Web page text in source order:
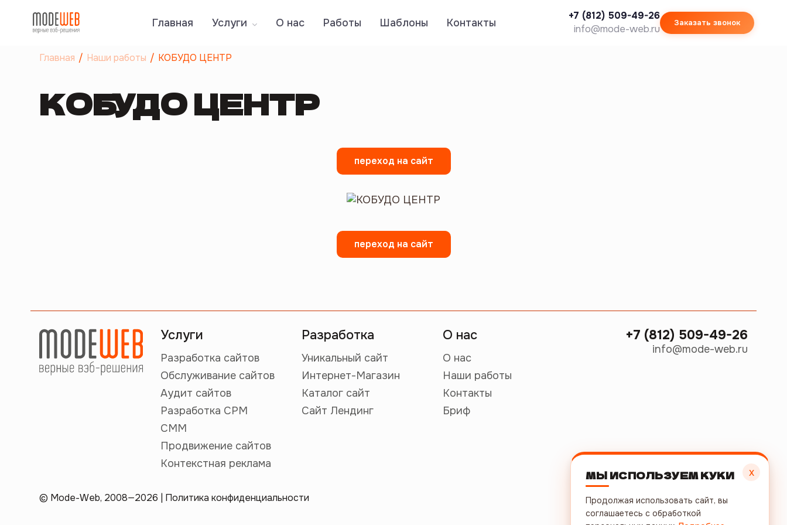
Главная Услуги О нас Работы Шаблоны Контакты
+7 (812) 509-49-26
info@mode-web.ru
Заказать звонок
Главная Наши работы КОБУДО ЦЕНТР
КОБУДО ЦЕНТР
переход на сайт
переход на сайт
Услуги
Разработка сайтов
Обслуживание сайтов
Аудит сайтов
Разработка СРМ
СММ
Продвижение сайтов
Контекстная реклама
Разработка
Уникальный сайт
Интернет-Магазин
Каталог сайт
Сайт Лендинг
О нас
О нас
Наши работы
Контакты
Бриф
+7 (812) 509-49-26
info@mode-web.ru
© Mode-Web, 2008—2026 | Политика конфиденциальности
х
МЫ ИСПОЛЬЗУЕМ КУКИ
Продолжая использовать сайт, вы
соглашаетесь с обработкой